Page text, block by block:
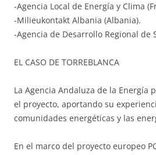
-Agencia Local de Energía y Clima
-Milieukontakt Albania (Albania).
-Agencia de Desarrollo Regional de
EL CASO DE TORREBLANCA
La Agencia Andaluza de la Energía
el proyecto, aportando su
comunidades energéticas y las
En el marco del proyecto europeo